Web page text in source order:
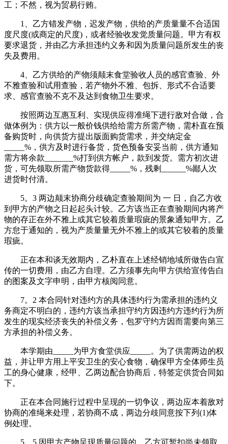
工；不然，视为贸易行贿。
1、乙方错发产物，迟发产物，供给的产质量量不合适国
度尺度(或商定的尺度)，或者经验收发觉质量问题。甲方有权
要求退货，并由乙方承担违约义务和因为质量问题所发生的丧
失及费用。
4、乙方供给的产物须颠末食堂验收人员的感官查验、外
不雅查验和试用查验，若产物外不雅、包拆、形式不合适要
求、感官查验不克不及达到食物卫生要求。
按照两边互惠互利、实现供应得准绳下进行敌对合做，合
做体例为：供方以一般价钱供给给需方所需产物，需朴直在预
备购货时，向供货方提出版面购货需求，并交纳定金
_____%，供方及时进行备货，货色预备安妥当前，供方通知
需方将余款_______%打到供方帐户，款到发货。需方初次进
货，可先领取所需产物货款得_____%，残剩______%鄙人次
进货时付清。
5。3 两边颠末协商分歧确定查验期间为 一 日，自乙方收
到甲方的产物之日起起头计较。乙方该当正在查验期间内将产
物的存正在外不雅上或其它较着质量瑕疵的景象通知甲方。乙
方怠于通知的，视为产质量量无外不雅上的或其它较着的质量
瑕疵。
正在本和谈无效期内，乙朴直在上述经销地域所做告白宣
传的一切费用，由乙方自理。乙方须事先向甲方供给宣传告白
的图案及文字申明，由甲方核阅同意。
7。2 本合同针对违约方的具体违约行为需承担的违约义
务商定不明白的，违约方该当承担守约方因违约方违约行为所
发生的现实经济丧失的补偿义务，包罗守约方因而需要向第三
方承担的补偿义务。
本学期由_____为甲方食堂供应_____。为了供需两边的权
益，并让甲方用上平安卫生的安心食物，确保甲方全体师生员
工的身心健康，经甲、乙两边配合协商后，特签定供货合同如
下。
正在本合同施行过程中呈现的一切争议，两边应本着敌对
协商的准绳来处理，若协商不成，两边分歧同意按下列(1)体
例处理。